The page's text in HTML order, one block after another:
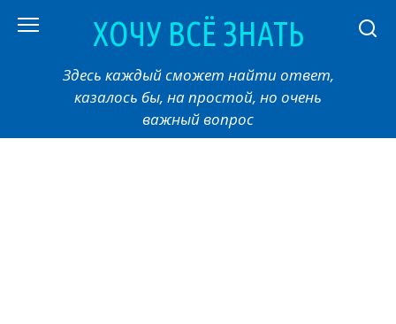
ХОЧУ ВСЁ ЗНАТЬ
Здесь каждый сможет найти ответ,
казалось бы, на простой, но очень
важный вопрос